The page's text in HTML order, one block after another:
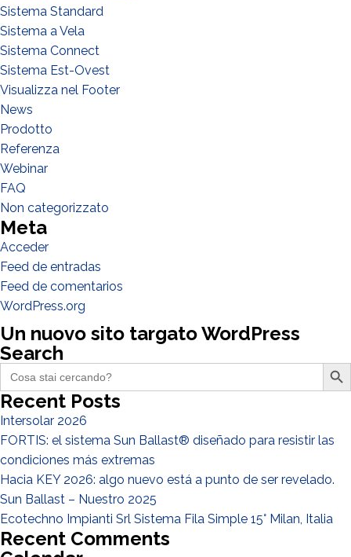
Sistema Standard
Sistema a Vela
Sistema Connect
Sistema Est-Ovest
Visualizza nel Footer
News
Prodotto
Referenza
Webinar
FAQ
Non categorizzato
Meta
Acceder
Feed de entradas
Feed de comentarios
WordPress.org
Un nuovo sito targato WordPress
Search
Search
for:
Search Button
Recent Posts
Intersolar 2026
FORTIS: el sistema Sun Ballast® diseñado para resistir las
condiciones más extremas
Hacia KEY 2026: algo nuevo está a punto de ser revelado.
Sun Ballast – Nuestro 2025
Ecotechno Impianti Srl Sistema Fila Simple 15° Milan, Italia
Recent Comments